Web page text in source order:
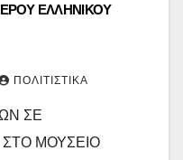
ΕΛΛΗΝΙΚΟΥ
ΠΟΛΙΤΙΣΤΙΚΆ
ΣΕ
ΜΟΥΣΕΙΟ